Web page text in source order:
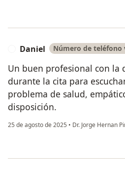
Daniel Número de teléfono
Un buen profesional con la
durante la cita para
problema de salud,
disposición.
25 de agosto de 2025 • Dr. Jorge Hernan